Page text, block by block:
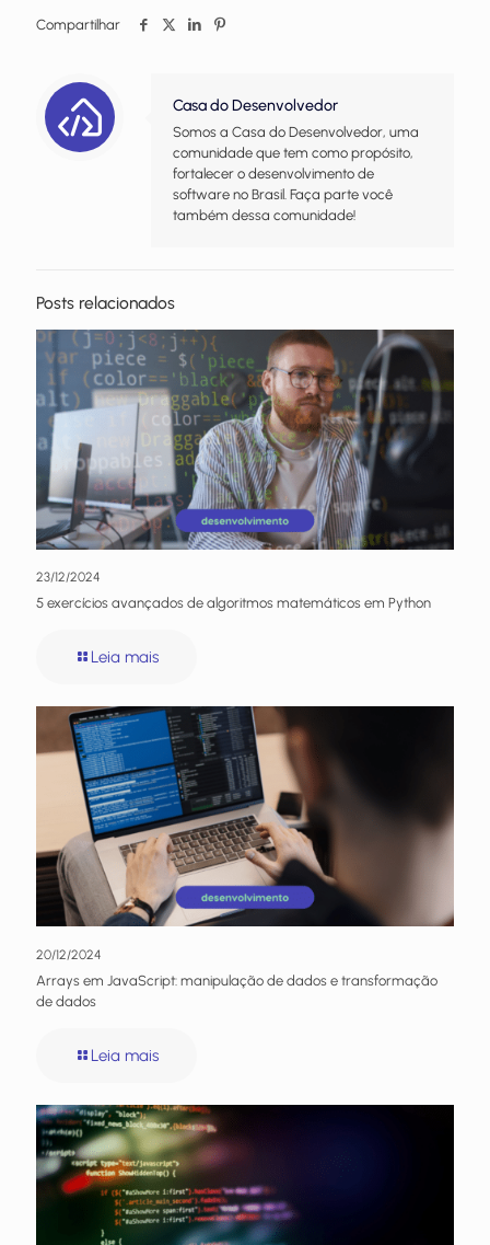
Compartilhar
Casa do Desenvolvedor
Somos a Casa do Desenvolvedor, uma
comunidade que tem como propósito,
fortalecer o desenvolvimento de
software no Brasil. Faça parte você
também dessa comunidade!
Posts relacionados
23/12/2024
5 exercícios avançados de algoritmos matemáticos em Python
Leia mais
20/12/2024
Arrays em JavaScript: manipulação de dados e transformação
de dados
Leia mais